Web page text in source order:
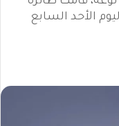
الأحد السابع